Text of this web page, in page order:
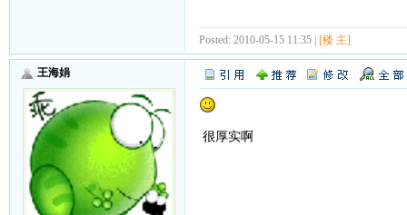
Posted: 2010-05-15 11:35 | [楼 主]
王海娟
很厚实啊